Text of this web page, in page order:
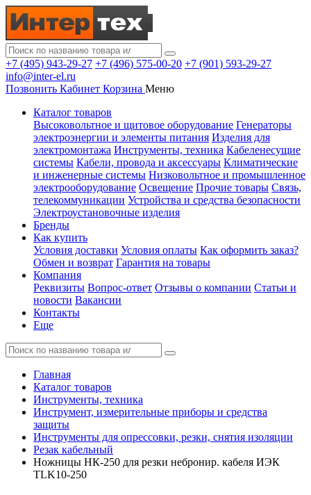
+7 (495) 943-29-27 +7 (496) 575-00-20 +7 (901) 593-29-27
info@inter-el.ru
Позвонить Кабинет Корзина Меню
Каталог товаров
Высоковольтное и щитовое оборудование Генераторы
электроэнергии и элементы питания Изделия для
электромонтажа Инструменты, техника Кабеленесущие
системы Кабели, провода и аксессуары Климатические
и инженерные системы Низковольтное и промышленное
электрооборудование Освещение Прочие товары Связь,
телекоммуникации Устройства и средства безопасности
Электроустановочные изделия
Бренды
Как купить
Условия доставки Условия оплаты Как оформить заказ?
Обмен и возврат Гарантия на товары
Компания
Реквизиты Вопрос-ответ Отзывы о компании Статьи и
новости Вакансии
Контакты
Еще
Главная
Каталог товаров
Инструменты, техника
Инструмент, измерительные приборы и средства
защиты
Инструменты для опрессовки, резки, снятия изоляции
Резак кабельный
Ножницы НК-250 для резки небронир. кабеля ИЭК
TLK10-250